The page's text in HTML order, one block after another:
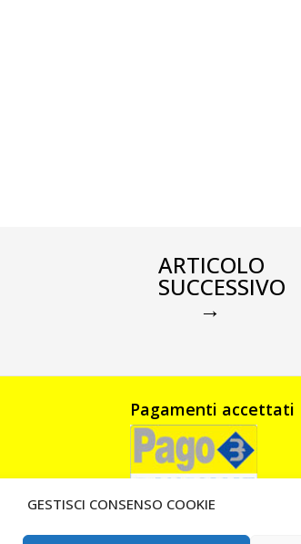
GESTISCI CONSENSO COOKIE
ARTICOLO
SUCCESSIVO
→
Pagamenti accettati